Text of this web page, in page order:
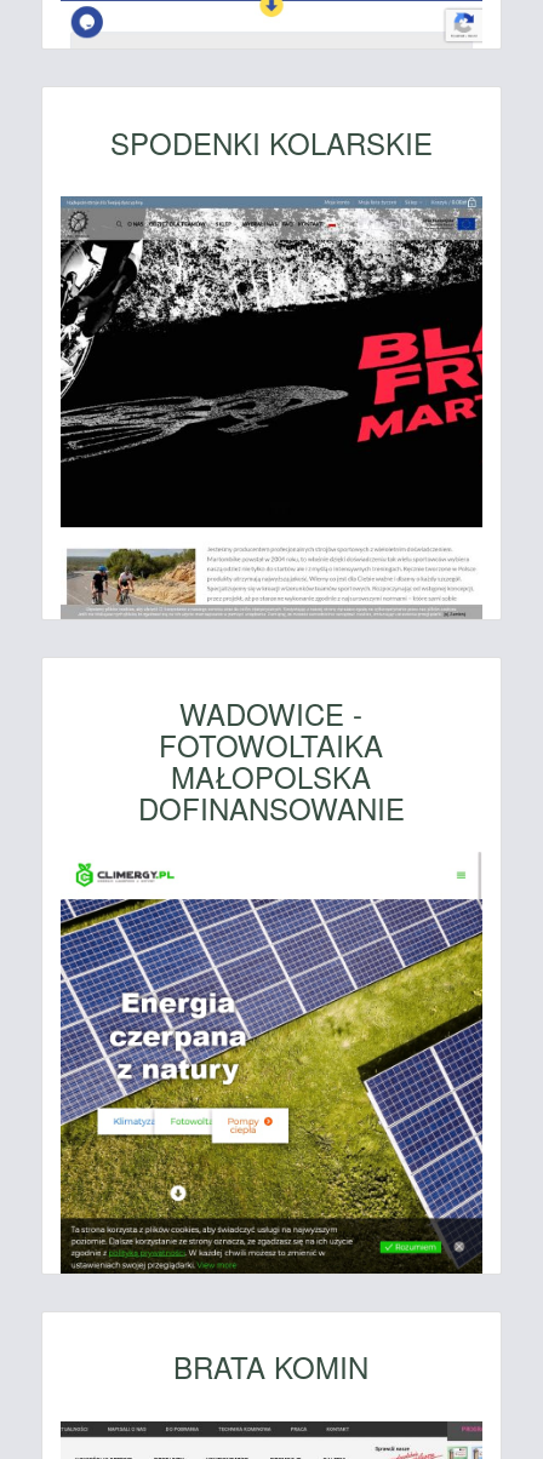
SPODENKI KOLARSKIE
WADOWICE -
FOTOWOLTAIKA
MAŁOPOLSKA
DOFINANSOWANIE
BRATA KOMIN